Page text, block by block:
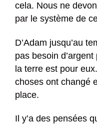
cela. Nous ne
par le système de
D’Adam jusqu’au
pas besoin
la terre est pour
choses ont changé
place.
Il y’a des pensées